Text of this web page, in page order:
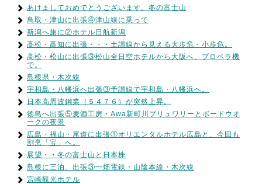
あけましておめでとうございます。冬の富士山
鳥取・津山に出張④津山線に乗って
新潟へ旅に②ホテル日航新潟
高松・高知に出張・・・土讃線から見える大歩危・小歩危。
高松・松山に出張③松山全日空ホテルから大阪へ、プロペラ機
で。
島根県・木次線
宇和島・八幡浜へ出張③予讃線で宇和島・八幡浜へ。
日本高周波鋼業（５４７６）が突然上昇。
徳島へ出張⑤麦酒工房・Awa新町川ブリュワリーとボードウオ
ークの夜景
広島・福山・尾道に出張①オリエンタルホテル広島と、今回も
割烹「宝」へ。
展望・・冬の富士山と日本株
島根に三泊、出張③一畑電鉄・山陰本線・木次線
宮崎観光ホテル